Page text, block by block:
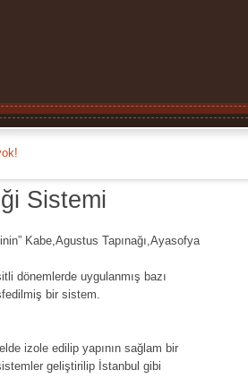
Sistemi
Kabe,Agustus Tapınağı,Ayasofya
dönemlerde uygulanmış bazı
bir sistem.
izole edilip yapının sağlam bir
geliştirilip İstanbul gibi